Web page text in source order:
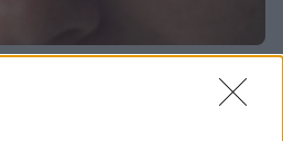
Sami testirajte